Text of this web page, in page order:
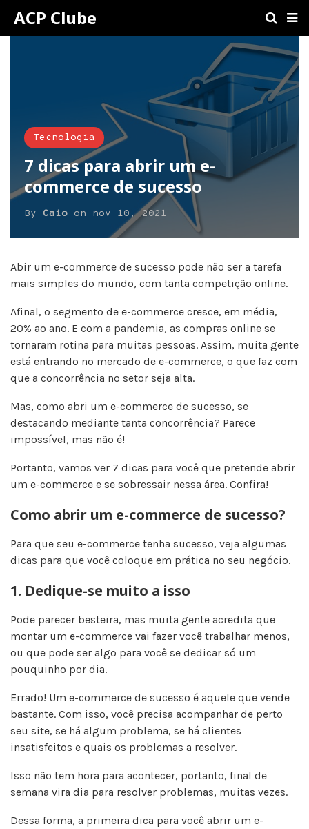
ACP Clube
Tecnologia
7 dicas para abrir um e-
commerce de sucesso
By Caio on nov 10, 2021
Abir um e-commerce de sucesso pode não ser a tarefa
mais simples do mundo, com tanta competição online.
Afinal, o segmento de e-commerce cresce, em média,
20% ao ano. E com a pandemia, as compras online se
tornaram rotina para muitas pessoas. Assim, muita gente
está entrando no mercado de e-commerce, o que faz com
que a concorrência no setor seja alta.
Mas, como abri um e-commerce de sucesso, se
destacando mediante tanta concorrência? Parece
impossível, mas não é!
Portanto, vamos ver 7 dicas para você que pretende abrir
um e-commerce e se sobressair nessa área. Confira!
Como abrir um e-commerce de sucesso?
Para que seu e-commerce tenha sucesso, veja algumas
dicas para que você coloque em prática no seu negócio.
1. Dedique-se muito a isso
Pode parecer besteira, mas muita gente acredita que
montar um e-commerce vai fazer você trabalhar menos,
ou que pode ser algo para você se dedicar só um
pouquinho por dia.
Errado! Um e-commerce de sucesso é aquele que vende
bastante. Com isso, você precisa acompanhar de perto
seu site, se há algum problema, se há clientes
insatisfeitos e quais os problemas a resolver.
Isso não tem hora para acontecer, portanto, final de
semana vira dia para resolver problemas, muitas vezes.
Dessa forma, a primeira dica para você abrir um e-